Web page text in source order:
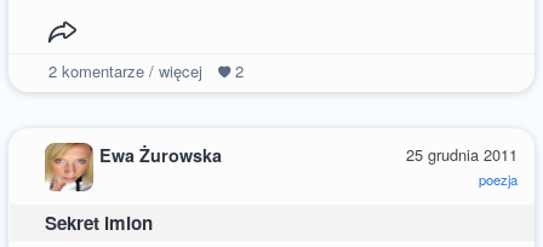
2komentarze / więcej 2
25 grudnia 2011
poezja
Ewa Żurowska
Sekret imion